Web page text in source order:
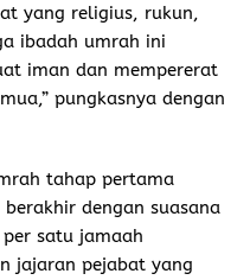
yang religius, rukun,
ibadah umrah ini
iman dan mempererat
pungkasnya dengan
tahap pertama
dengan suasana
satu jamaah
jajaran pejabat yang